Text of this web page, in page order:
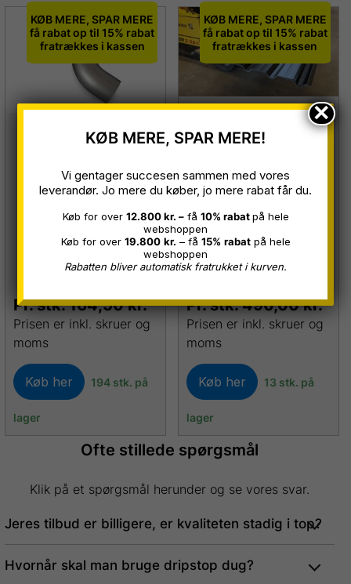
KØB MERE, SPAR MERE
få rabat op til 15% rabat
fratrækkes i kassen
Nedførsel/sokkelkn
Restparti
Pr. stk.164,50kr.
Prisen er inkl. skruer og
moms
Køb her 194 stk. på
lager
KØB MERE, SPAR MERE
få rabat op til 15% rabat
fratrækkes i kassen
VP35 Trapezplader
Sort 9005 0,50 mm
B 1,00 x 5,50 meter
(fejlproduktion)
Restparti
Pr. stk.490,00kr.
Prisen er inkl. skruer og
moms
Køb her 13 stk. på
lager
Ofte stillede spørgsmål
Klik på et spørgsmål herunder og se vores svar.
Jeres tilbud er billigere, er kvaliteten stadig i top?
Hvornår skal man bruge dripstop dug?
KØB MERE, SPAR MERE!
Vi gentager succesen sammen med vores
leverandør. Jo mere du køber, jo mere rabat får du.
Køb for over 12.800 kr. –få 10% rabatpå hele
webshoppen
Køb for over 19.800 kr. – få 15% rabatpå hele
webshoppen
Rabatten bliver automatisk fratrukket i kurven.
×